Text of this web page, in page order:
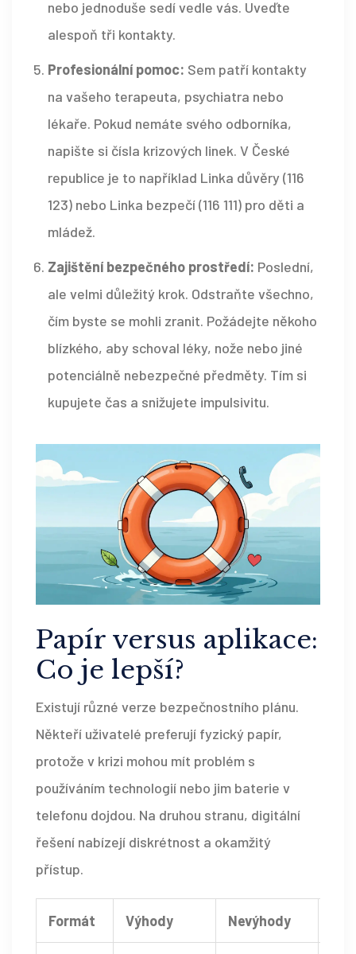
nebo jednoduše sedí vedle vás. Uveďte
alespoň tři kontakty.
Profesionální pomoc: Sem patří kontakty
na vašeho terapeuta, psychiatra nebo
lékaře. Pokud nemáte svého odborníka,
napište si čísla krizových linek. V České
republice je to například Linka důvěry(116
123) nebo Linka bezpečí(116 111) pro děti a
mládež.
Zajištění bezpečného prostředí: Poslední,
ale velmi důležitý krok. Odstraňte všechno,
čím byste se mohli zranit. Požádejte někoho
blízkého, aby schoval léky, nože nebo jiné
potenciálně nebezpečné předměty. Tím si
kupujete čas a snižujete impulsivitu.
Papír versus aplikace:
Co je lepší?
Existují různé verze bezpečnostního plánu.
Někteří uživatelé preferují fyzický papír,
protože v krizi mohou mít problém s
používáním technologií nebo jim baterie v
telefonu dojdou. Na druhou stranu, digitální
řešení nabízejí diskrétnost a okamžitý
přístup.
Formát Výhody Nevýhody